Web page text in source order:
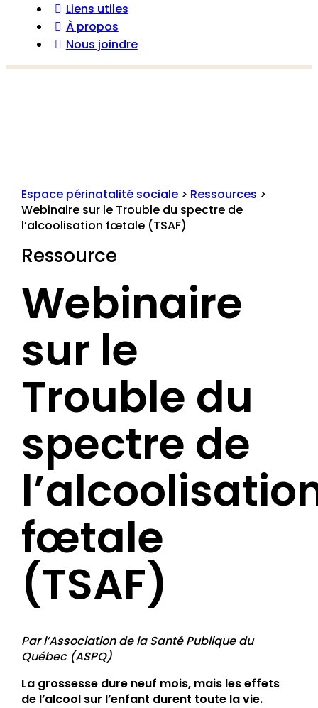
Liens utiles
À propos
Nous joindre
Espace périnatalité sociale > Ressources >
Webinaire sur le Trouble du spectre de
l’alcoolisation fœtale (TSAF)
Ressource
Webinaire
sur le
Trouble du
spectre de
fœtale
(TSAF)
Par l’Association de la Santé Publique du
Québec (ASPQ)
La grossesse dure neuf mois, mais les effets
de l’alcool sur l’enfant durent toute la vie.